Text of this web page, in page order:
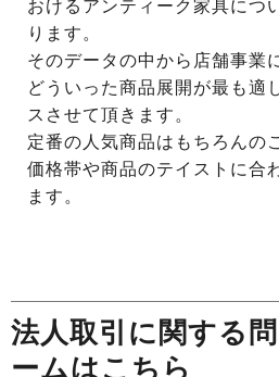
ります。
そのデータの中から店舗事業
どういった商品展開が最も適
スさせて頂きます。
定番の人気商品はもちろんの
価格帯や商品のテイストに合
ます。
法人取引に関する
ームはこちら